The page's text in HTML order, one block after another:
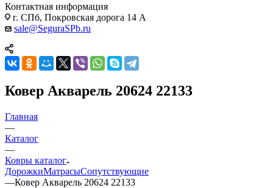
Контактная информация
г. СПб, Покровская дорога 14 А
sale@SeguraSPb.ru
Ковер Акварель 20624 22133
Главная
—
Каталог
—
Ковры каталог
ДорожкиМатрасыСопутствующие
—Ковер Акварель 20624 22133